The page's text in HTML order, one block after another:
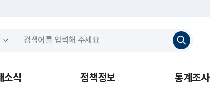
검
색
하
소식 정책정보 통계조사